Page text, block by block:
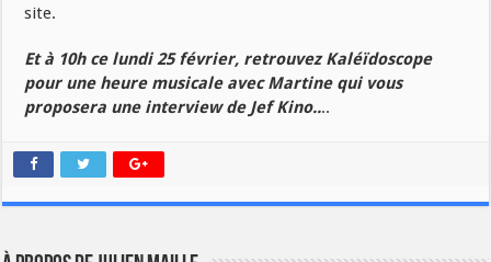
site.
Et à 10h ce lundi 25 février, retrouvez Kaléïdoscope
pour une heure musicale avec Martine qui vous
proposera une interview de Jef Kino....